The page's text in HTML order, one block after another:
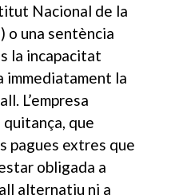
Nacional de la
o una sentència
la incapacitat
immediatament la
L’empresa
que
pagues extres que
obligada a
alternatiu ni a